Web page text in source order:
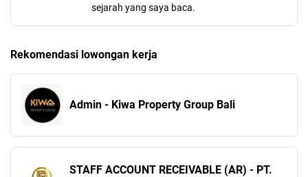
sejarah yang saya baca.
Rekomendasi lowongan kerja
Admin - Kiwa Property Group Bali
STAFF ACCOUNT RECEIVABLE (AR) - PT.